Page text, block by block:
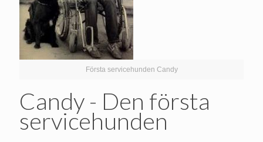
Första servicehunden Candy
Candy - Den första
servicehunden